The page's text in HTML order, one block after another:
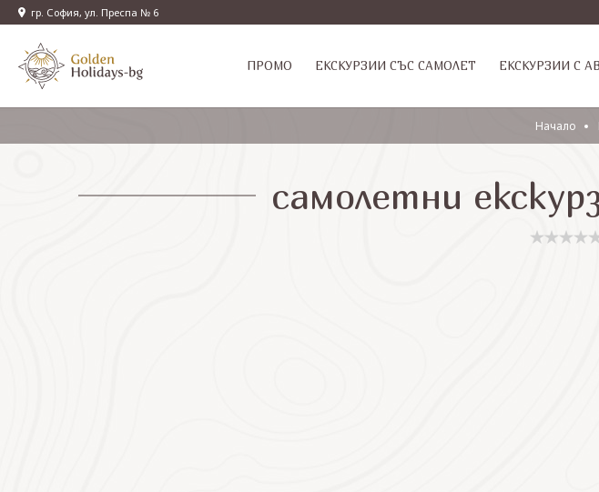
гр. София, ул. Преспа № 6
ПРОМО EКСКУРЗИИ СЪС САМОЛЕТ ЕКСКУРЗИИ С
Начало
самолетни